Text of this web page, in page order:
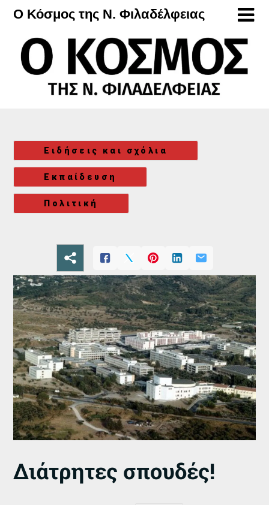
Μετάβαση
περιεχόμενο
Ο Κόσμος της Ν. Φιλαδέλφειας
Ειδήσεις και σχόλια
Εκπαίδευση
Πολιτική
Διάτρητες σπουδές!